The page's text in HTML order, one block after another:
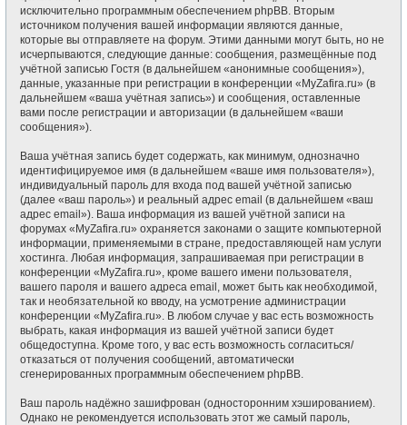
исключительно программным обеспечением phpBB. Вторым
источником получения вашей информации являются данные,
которые вы отправляете на форум. Этими данными могут быть, но не
исчерпываются, следующие данные: сообщения, размещённые под
учётной записью Гостя (в дальнейшем «анонимные сообщения»),
данные, указанные при регистрации в конференции «MyZafira.ru» (в
дальнейшем «ваша учётная запись») и сообщения, оставленные
вами после регистрации и авторизации (в дальнейшем «ваши
сообщения»).
Ваша учётная запись будет содержать, как минимум, однозначно
идентифицируемое имя (в дальнейшем «ваше имя пользователя»),
индивидуальный пароль для входа под вашей учётной записью
(далее «ваш пароль») и реальный адрес email (в дальнейшем «ваш
адрес email»). Ваша информация из вашей учётной записи на
форумах «MyZafira.ru» охраняется законами о защите компьютерной
информации, применяемыми в стране, предоставляющей нам услуги
хостинга. Любая информация, запрашиваемая при регистрации в
конференции «MyZafira.ru», кроме вашего имени пользователя,
вашего пароля и вашего адреса email, может быть как необходимой,
так и необязательной ко вводу, на усмотрение администрации
конференции «MyZafira.ru». В любом случае у вас есть возможность
выбрать, какая информация из вашей учётной записи будет
общедоступна. Кроме того, у вас есть возможность согласиться/
отказаться от получения сообщений, автоматически
сгенерированных программным обеспечением phpBB.
Ваш пароль надёжно зашифрован (односторонним хэшированием).
Однако не рекомендуется использовать этот же самый пароль,